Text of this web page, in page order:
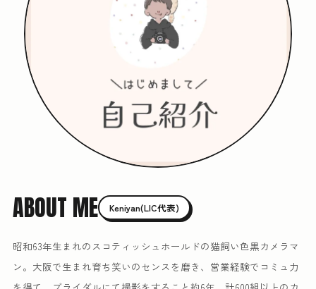
ABOUT ME Keniyan(LIC代表)
昭和63年生まれのスコティッシュホールドの猫飼い色黒カメラマ
ン。大阪で生まれ育ち笑いのセンスを磨き、営業経験でコミュ力